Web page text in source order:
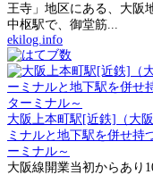
王寺」地区にある、大阪
中枢駅で、御堂筋...
ekilog.info
大阪上本町駅[近鉄]（大
ミナルと地下駅を併せ持
ーミナル～
大阪線開業当初からあり